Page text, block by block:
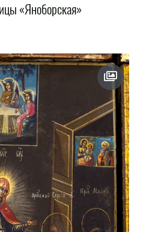
«Яноборская»